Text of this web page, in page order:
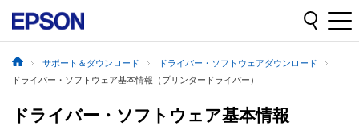
サポート＆ダウンロード
ドライバー・ソフトウェアダウンロード
ドライバー・ソフトウェア基本情報（プリンタードライバー）
ドライバー・ソフトウェア基本情報